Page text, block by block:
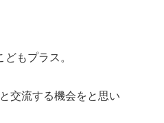
もプラス。
交流する機会をと思い